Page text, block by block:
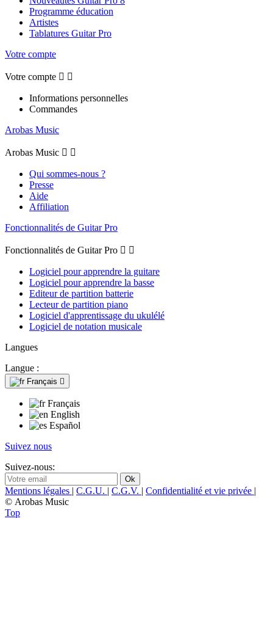
Programme éducation
Artistes
Tablatures Guitar Pro
Votre compte
Votre compte  
Informations personnelles
Commandes
Arobas Music
Arobas Music  
Qui sommes-nous ?
Presse
Aide
Affiliation
Fonctionnalités de Guitar Pro
Fonctionnalités de Guitar Pro  
Logiciel pour apprendre la guitare
Logiciel pour apprendre la basse
Editeur de partition batterie
Lecteur de partition piano
Logiciel d'apprentissage du ukulélé
Logiciel de notation musicale
Langues
Langue :
Français 
Français
English
Español
Suivez nous
Suivez-nous:
Mentions légales | C.G.U. | C.G.V. | Confidentialité et vie privée |
© Arobas Music
Top